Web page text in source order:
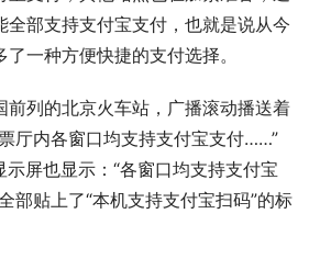
全部支持支付宝支付，也就是说从今
一种方便快捷的支付选择。
前列的北京火车站，广播滚动播送着
厅内各窗口均支持支付宝支付……”
示屏也显示：“各窗口均支持支付宝
部贴上了“本机支持支付宝扫码”的标